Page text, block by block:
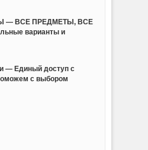
— ВСЕ ПРЕДМЕТЫ, ВСЕ
варианты и
— Единый доступ с
с выбором